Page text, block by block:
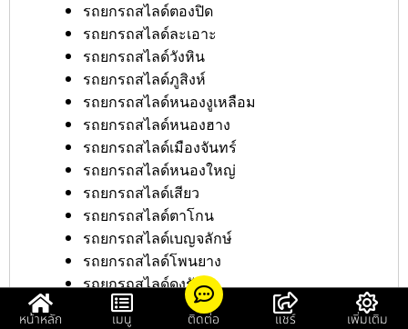
รถยกรถสไลด์ตองปิด
รถยกรถสไลด์ละเอาะ
รถยกรถสไลด์วังหิน
รถยกรถสไลด์ภูสิงห์
รถยกรถสไลด์หนองงูเหลือม
รถยกรถสไลด์หนองฮาง
รถยกรถสไลด์เมืองจันทร์
รถยกรถสไลด์หนองใหญ่
รถยกรถสไลด์เสียว
รถยกรถสไลด์ตาโกน
รถยกรถสไลด์เบญจลักษ์
รถยกรถสไลด์โพนยาง
รถยกรถสไลด์ดงรัก
รถยกรถสไลด์ห้วยตามอญ
หน้าหลัก เมนู ติดต่อ แชร์ เพิ่มเติม